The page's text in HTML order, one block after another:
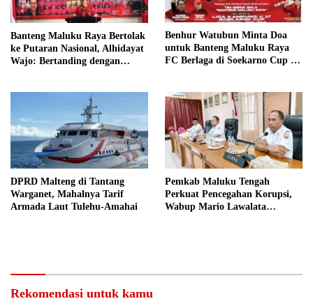
Banteng Maluku Raya Bertolak
ke Putaran Nasional, Alhidayat
Wajo: Bertanding dengan
Benhur Watubun Minta Doa
untuk Banteng Maluku Raya
FC Berlaga di Soekarno Cup U-
DPRD Malteng di Tantang
Warganet, Mahalnya Tarif
Armada Laut Tulehu-Amahai
Pemkab Maluku Tengah
Perkuat Pencegahan Korupsi,
Wabup Mario Lawalata
Rekomendasi untuk kamu